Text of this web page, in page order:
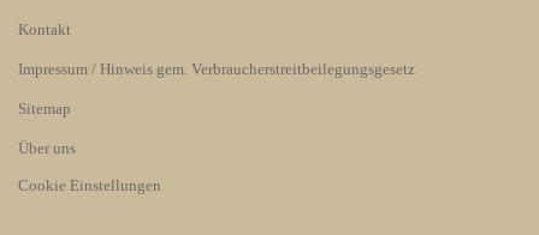
Kontakt
Impressum / Hinweis gem. Verbraucherstreitbeilegungsgesetz
Sitemap
Über uns
Cookie Einstellungen